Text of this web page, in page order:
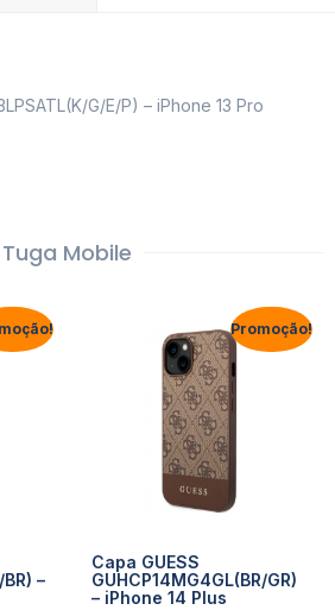
G/E/P) – iPhone 13 Pro
Mobile
–
Promoção!
Capa GUESS
GUHCP14MG4GL(BR/GR)
– iPhone 14 Plus